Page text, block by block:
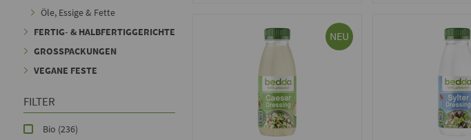
Öle, Essige & Fette
FERTIG- & HALBFERTIGGERICHTE
GROSSPACKUNGEN
VEGANE FESTE
FILTER
Bio (236)
NEU